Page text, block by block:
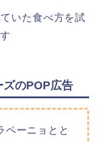
いた食べ方を試
ズのPOP広告
ペーニョとと